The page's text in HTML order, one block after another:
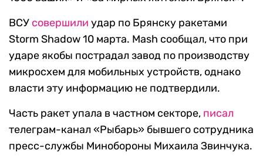
ВСУ совершили удар по Брянску ракетами
Storm Shadow 10 марта. Mash сообщал, что при
ударе якобы пострадал завод по производству
микросхем для мобильных устройств, однако
власти эту информацию не подтвердили.
Часть ракет упала в частном секторе, писал
телеграм-канал «Рыбарь» бывшего сотрудника
пресс-службы Минобороны Михаила Звинчука.